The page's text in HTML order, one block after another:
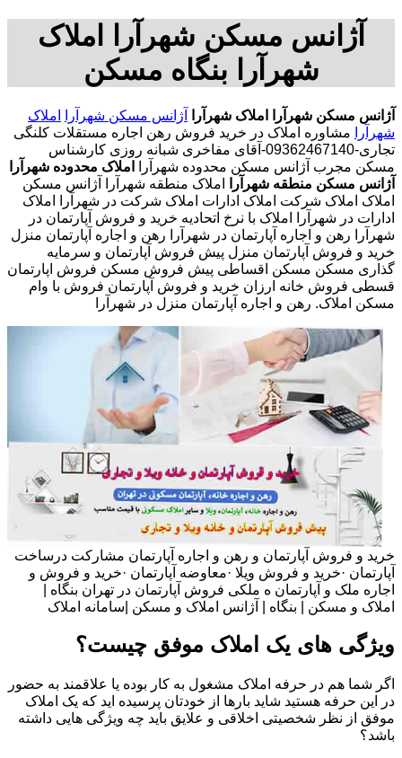
آژانس مسکن شهرآرا املاک
شهرآرا بنگاه مسکن
آژانس مسکن شهرآرا املاک شهرآرا آژانس مسکن شهرآرا
املاک
شهرآرا
مشاوره املاک در خرید فروش رهن اجاره مستقلات کلنگی
تجاری-09362467140-آقای مفاخری شبانه روزی کارشناس
مسکن مجرب آژانس مسکن محدوده شهرآرا
املاک محدوده شهرآرا
آژانس مسکن منطقه شهرآرا
املاک منطقه شهرآرا آژانس مسکن
املاک املاک شرکت املاک ادارات املاک شرکت در شهرآرا املاک
ادارات در شهرآرا املاک با نرخ اتحادیه خرید و فروش آپارتمان در
شهرآرا رهن و اجاره آپارتمان در شهرآرا رهن و اجاره آپارتمان منزل
خرید و فروش آپارتمان منزل پیش فروش آپارتمان و سرمایه
گذاری مسکن مسکن اقساطی پیش فروش مسکن فروش اپارتمان
قسطی فروش خانه ارزان خرید و فروش آپارتمان فروش با وام
مسکن املاک. رهن و اجاره آپارتمان منزل در شهرآرا
خرید و فروش آپارتمان و رهن و اجاره آپارتمان مشارکت درساخت
آپارتمان ·خرید و فروش ویلا ·معاوضه آپارتمان ·خرید و فروش و
اجاره ملک و آپارتمان ه ملکی فروش آپارتمان در تهران بنگاه |
املاک و مسکن | بنگاه | آژانس املاک و مسکن |سامانه املاک
ویژگی های یک املاک موفق چیست؟
اگر شما هم در حرفه املاک مشغول به کار بوده یا علاقمند به حضور
در این حرفه هستید شاید بارها از خودتان پرسیده اید که یک املاک
موفق از نظر شخصیتی اخلاقی و علایق باید چه ویژگی هایی داشته
باشد؟